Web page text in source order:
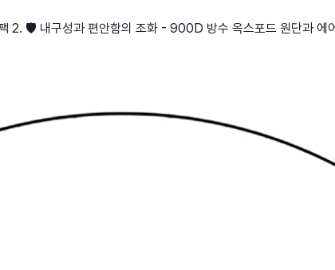
2. 🛡️ 내구성과 편안함의 조화 - 900D 방수 옥스포드 원단과 에